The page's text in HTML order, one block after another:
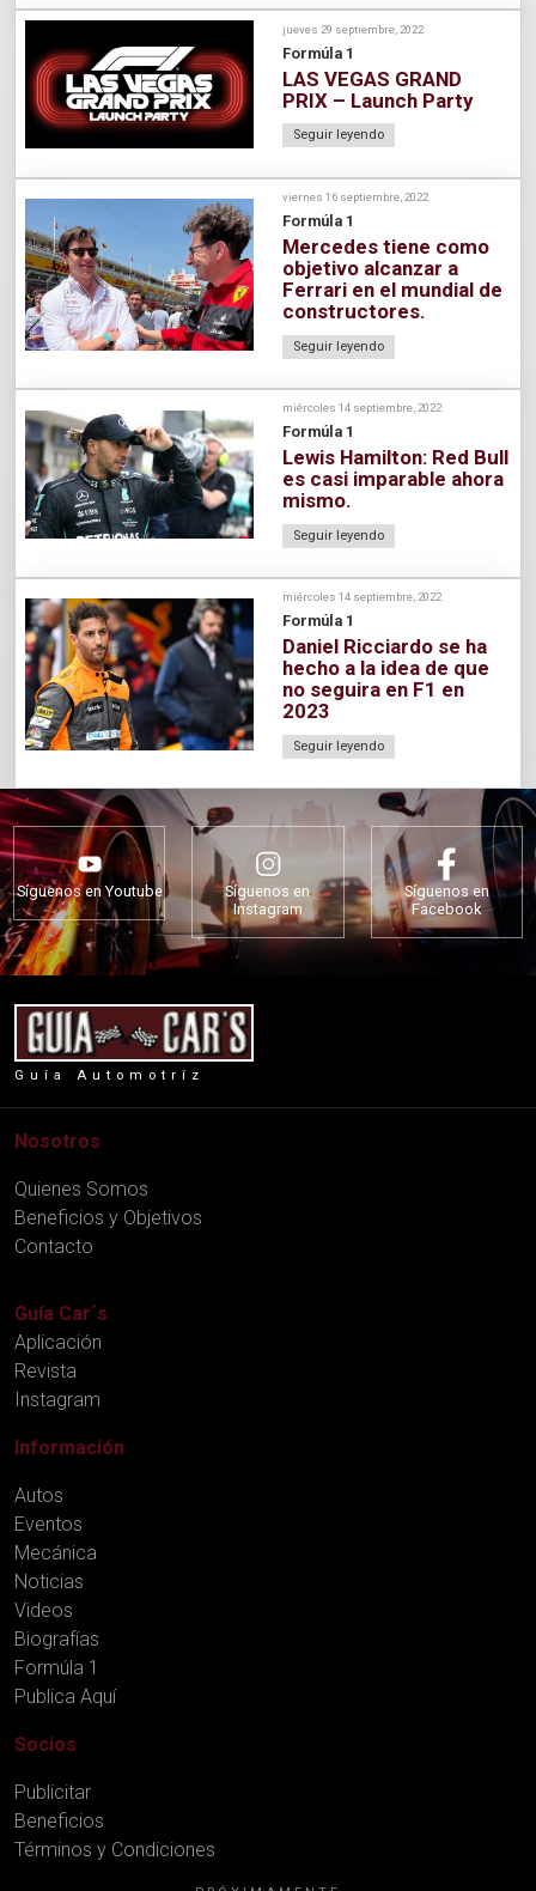
jueves 29 septiembre, 2022
Formúla 1
LAS VEGAS GRAND
PRIX – Launch Party
Seguir leyendo
viernes 16 septiembre, 2022
Formúla 1
Mercedes tiene como
objetivo alcanzar a
Ferrari en el mundial de
constructores.
Seguir leyendo
miércoles 14 septiembre, 2022
Formúla 1
Lewis Hamilton: Red Bull
es casi imparable ahora
mismo.
Seguir leyendo
miércoles 14 septiembre, 2022
Formúla 1
Daniel Ricciardo se ha
hecho a la idea de que
no seguira en F1 en
2023
Seguir leyendo
Síguenos en Youtube
Síguenos en
Instagram
Síguenos en
Facebook
Guía Automotríz
Nosotros
Quienes Somos
Beneficios y Objetivos
Contacto
Guía Car´s
Aplicación
Revista
Instagram
Información
Autos
Eventos
Mecánica
Noticias
Videos
Biografías
Formúla 1
Publica Aquí
Socios
Publicitar
Beneficios
Términos y Condiciones